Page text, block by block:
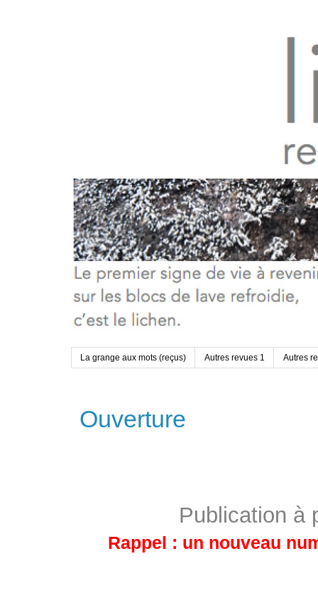
La grange aux mots (reçus) Autres revues 1 Autres
Ouverture
Publication à
Rappel : un nouveau